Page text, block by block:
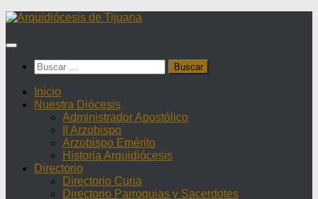
Saltar
contenido
Buscar:
Inicio
Nuestra Diócesis
Administrador Apostólico
II Arzobispo
Arzobispo Emérito
Historia Arquidiócesis
Directorio
Directorio Curia
Directorio Parroquias y Sacerdotes